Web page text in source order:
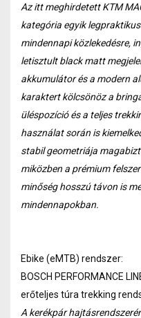
Az itt meghirdetett KTM
kategória egyik
mindennapi közlekedésre,
letisztult black matt
akkumulátor és a modern
karaktert kölcsönöz a
üléspozíció és a teljes
használat során is
stabil geometriája
miközben a prémium
minőség hosszú távon is
mindennapokban.
Ebike (eMTB) rendszer:
BOSCH PERFORMANCE
erőteljes túra trekking
A kerékpár